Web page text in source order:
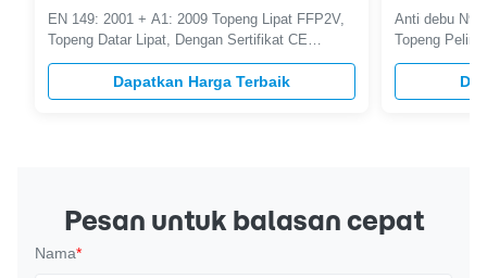
Penggunaan Nyaman
EN 149: 2001 + A1: 2009 Topeng Lipat FFP2V,
Topeng Datar Lipat, Dengan Sertifikat CE
Disetujui FFP2V Masker Lipat: Lipat desain
datar, 12 buah per bungkus, dibungkus tersendiri
untuk perawatan kesehatan. Lipat desain datar,
Dapatkan Harga Terbaik
untuk
Anti debu
Topeng
Deskripsi
lapisan
Waktu
Pesan untuk balasan cepat
Nama*